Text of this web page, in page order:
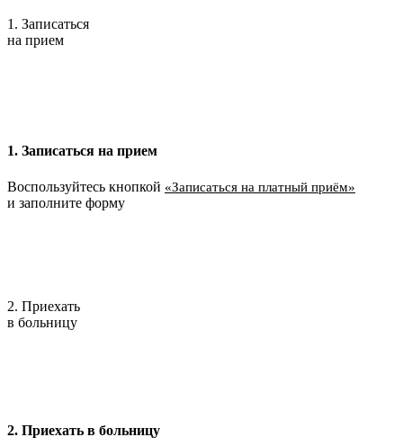
1. Записаться
на прием
1. Записаться на прием
Воспользуйтесь кнопкой «Записаться на платный приём»
и заполните форму
2. Приехать
в больницу
2. Приехать в больницу